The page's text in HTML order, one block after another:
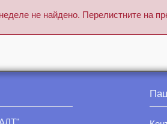
не найдено. Перелистните